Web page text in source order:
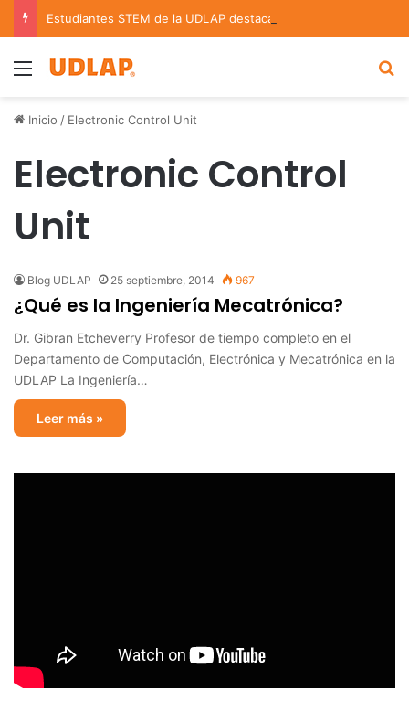
Menu
Inicio / Electronic Control Unit
Electronic Control
Unit
Blog UDLAP 25 septiembre, 2014 967
¿Qué es la Ingeniería Mecatrónica?
Dr. Gibran Etcheverry Profesor de tiempo completo en el
Departamento de Computación, Electrónica y Mecatrónica en la
UDLAP La Ingeniería…
Leer más »